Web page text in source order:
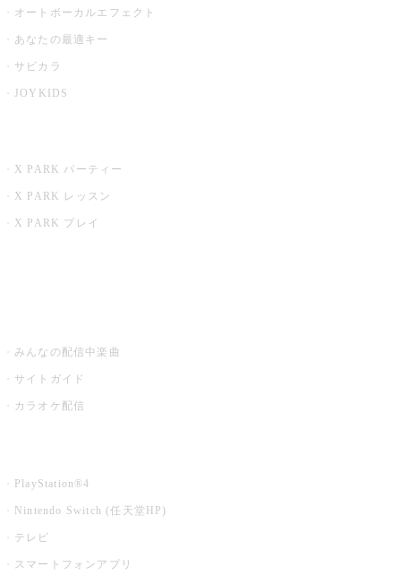
オートボーカルエフェクト
あなたの最適キー
サビカラ
JOYKIDS
X PARK パーティー
X PARK レッスン
X PARK プレイ
みんなの配信中楽曲
サイトガイド
カラオケ配信
PlayStation®4
Nintendo Switch (任天堂HP)
テレビ
スマートフォンアプリ